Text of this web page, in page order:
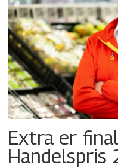
Extra er
Handelspris